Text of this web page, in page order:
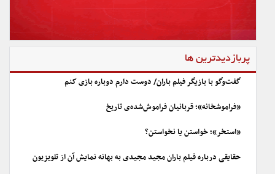
پربازدیدترین ها
گفت‌وگو با بازیگر فیلم باران/ دوست دارم دوباره بازی کنم
«فراموشخانه»؛ قربانیان فراموش‌شده‌ی تاریخ
«استخر»؛ خواستن یا نخواستن؟
حقایقی درباره فیلم باران مجید مجیدی به بهانه نمایش آن از تلویزیون